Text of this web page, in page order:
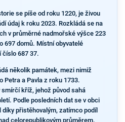
se píše od roku 1220, je živou
údaj k roku 2023. Rozkládá se na
v průměrné nadmořské výšce 223
697 domů. Místní obyvatelé
číslo 687 37.
několik památek, mezi nimiž
Petra a Pavla z roku 1733.
kříž, jehož původ sahá
Podle posledních dat se v obci
přistěhovalým, zatímco podíl
celorepublikovým průměrem.